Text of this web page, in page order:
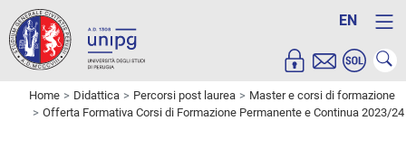
EN
Home Didattica Percorsi post laurea
Master e corsi di formazione
Offerta Formativa Corsi di Formazione Permanente e Continua 2023/24